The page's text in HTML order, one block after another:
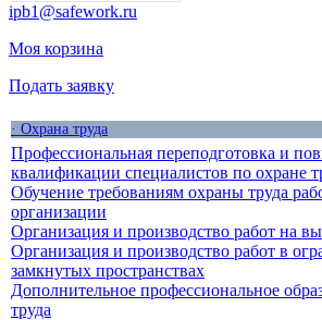
ipb1@safework.ru
Моя корзина
Подать заявку
· Охрана труда
Профессиональная переподготовка и
квалификации специалистов по охране
Обучение требованиям охраны труда
организации
Организация и производство работ на
Организация и производство работ в
замкнутых пространствах
Дополнительное профессиональное
труда